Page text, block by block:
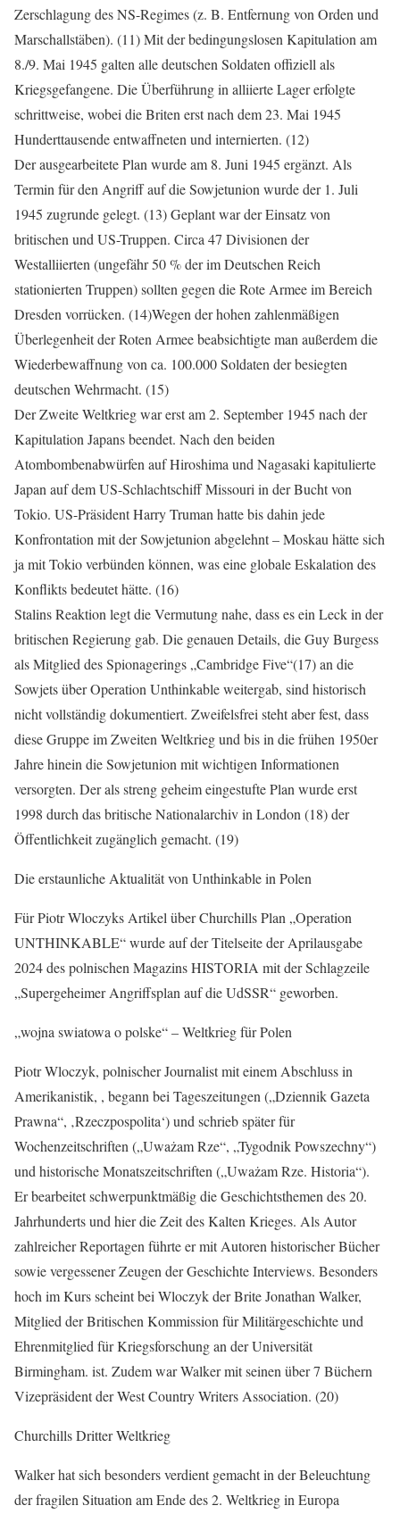
Zerschlagung des NS-Regimes (z. B. Entfernung von Orden und
Marschallstäben). (11) Mit der bedingungslosen Kapitulation am
8./9. Mai 1945 galten alle deutschen Soldaten offiziell als
Kriegsgefangene. Die Überführung in alliierte Lager erfolgte
schrittweise, wobei die Briten erst nach dem 23. Mai 1945
Hunderttausende entwaffneten und internierten. (12)
Der ausgearbeitete Plan wurde am 8. Juni 1945 ergänzt. Als
Termin für den Angriff auf die Sowjetunion wurde der 1. Juli
1945 zugrunde gelegt. (13) Geplant war der Einsatz von
britischen und US-Truppen. Circa 47 Divisionen der
Westalliierten (ungefähr 50 % der im Deutschen Reich
stationierten Truppen) sollten gegen die Rote Armee im Bereich
Dresden vorrücken. (14)Wegen der hohen zahlenmäßigen
Überlegenheit der Roten Armee beabsichtigte man außerdem die
Wiederbewaffnung von ca. 100.000 Soldaten der besiegten
deutschen Wehrmacht. (15)
Der Zweite Weltkrieg war erst am 2. September 1945 nach der
Kapitulation Japans beendet. Nach den beiden
Atombombenabwürfen auf Hiroshima und Nagasaki kapitulierte
Japan auf dem US-Schlachtschiff Missouri in der Bucht von
Tokio. US-Präsident Harry Truman hatte bis dahin jede
Konfrontation mit der Sowjetunion abgelehnt – Moskau hätte sich
ja mit Tokio verbünden können, was eine globale Eskalation des
Konflikts bedeutet hätte. (16)
Stalins Reaktion legt die Vermutung nahe, dass es ein Leck in der
britischen Regierung gab. Die genauen Details, die Guy Burgess
als Mitglied des Spionagerings „Cambridge Five“(17) an die
Sowjets über Operation Unthinkable weitergab, sind historisch
nicht vollständig dokumentiert. Zweifelsfrei steht aber fest, dass
diese Gruppe im Zweiten Weltkrieg und bis in die frühen 1950er
Jahre hinein die Sowjetunion mit wichtigen Informationen
versorgten. Der als streng geheim eingestufte Plan wurde erst
1998 durch das britische Nationalarchiv in London (18) der
Öffentlichkeit zugänglich gemacht. (19)
Die erstaunliche Aktualität von Unthinkable in Polen
Für Piotr Wloczyks Artikel über Churchills Plan „Operation
UNTHINKABLE“ wurde auf der Titelseite der Aprilausgabe
2024 des polnischen Magazins HISTORIA mit der Schlagzeile
„Supergeheimer Angriffsplan auf die UdSSR“ geworben.
„wojna swiatowa o polske“ – Weltkrieg für Polen
Piotr Wloczyk, polnischer Journalist mit einem Abschluss in
Amerikanistik, , begann bei Tageszeitungen („Dziennik Gazeta
Prawna“, ‚Rzeczpospolita‘) und schrieb später für
Wochenzeitschriften („Uważam Rze“, „Tygodnik Powszechny“)
und historische Monatszeitschriften („Uważam Rze. Historia“).
Er bearbeitet schwerpunktmäßig die Geschichtsthemen des 20.
Jahrhunderts und hier die Zeit des Kalten Krieges. Als Autor
zahlreicher Reportagen führte er mit Autoren historischer Bücher
sowie vergessener Zeugen der Geschichte Interviews. Besonders
hoch im Kurs scheint bei Wloczyk der Brite Jonathan Walker,
Mitglied der Britischen Kommission für Militärgeschichte und
Ehrenmitglied für Kriegsforschung an der Universität
Birmingham. ist. Zudem war Walker mit seinen über 7 Büchern
Vizepräsident der West Country Writers Association. (20)
Churchills Dritter Weltkrieg
Walker hat sich besonders verdient gemacht in der Beleuchtung
der fragilen Situation am Ende des 2. Weltkrieg in Europa